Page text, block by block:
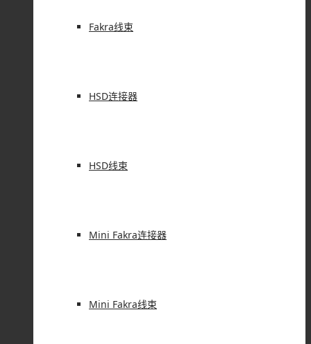
Fakra线束
HSD连接器
HSD线束
Mini Fakra连接器
Mini Fakra线束